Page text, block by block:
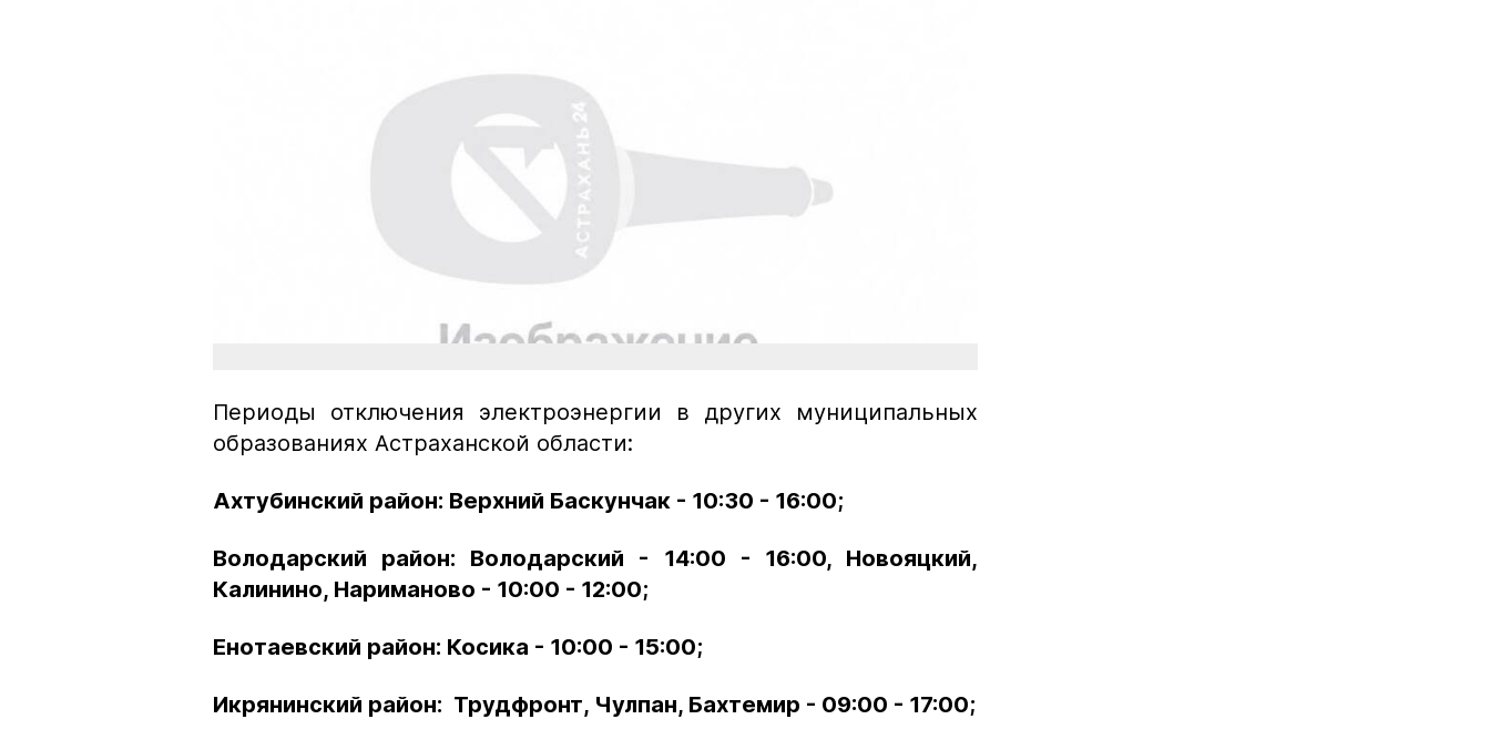
Периоды отключения электроэнергии в других муниципальных
образованиях Астраханской области:
Ахтубинский район: Верхний Баскунчак - 10:30 - 16:00;
Володарский район: Володарский - 14:00 - 16:00, Новояцкий,
Калинино, Нариманово - 10:00 - 12:00;
Енотаевский район: Косика - 10:00 - 15:00;
Икрянинский район: Трудфронт, Чулпан, Бахтемир - 09:00 - 17:00;